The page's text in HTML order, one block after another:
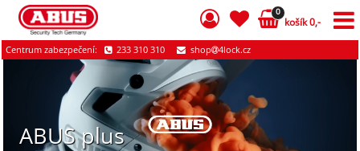
ABUS plus
0
košík 0,-
Centrum zabezpečení: 233 310 310 shop 4lock.cz